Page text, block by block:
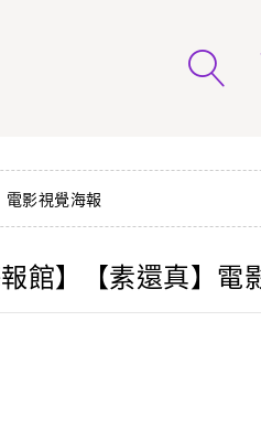
電影視覺海報
報館】【素還真】電